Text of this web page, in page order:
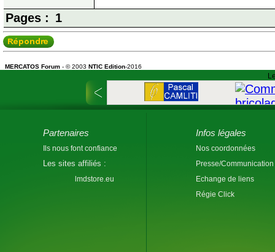
Pages : 1
MERCATOS Forum - © 2003 NTIC Edition-2016
Partenaires
Ils nous font confiance
Les sites affiliés :
lmdstore.eu
Infos légales
Nos coordonnées
Presse/Communication
Echange de liens
Régie Click